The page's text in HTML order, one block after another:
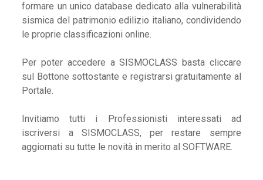
formare un unico database dedicato alla vulnerabilità
sismica del patrimonio edilizio italiano, condividendo
le proprie classificazioni online.
Per poter accedere a SISMOCLASS basta cliccare
sul Bottone sottostante e registrarsi gratuitamente al
Portale.
Invitiamo tutti i Professionisti interessati ad
iscriversi a SISMOCLASS, per restare sempre
aggiornati su tutte le novità in merito al SOFTWARE.